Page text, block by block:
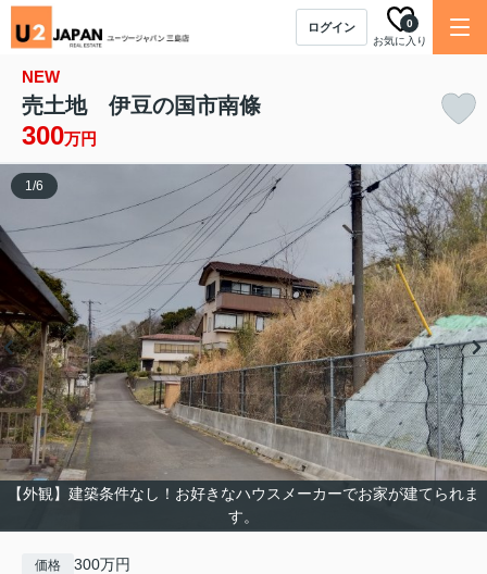
ログイン
お気に入り
0
NEW
売土地 伊豆の国市南條
300万円
【外観】建築条件なし！お好きなハウスメーカーでお家が建てられま
す。
1/6
価格 300万円